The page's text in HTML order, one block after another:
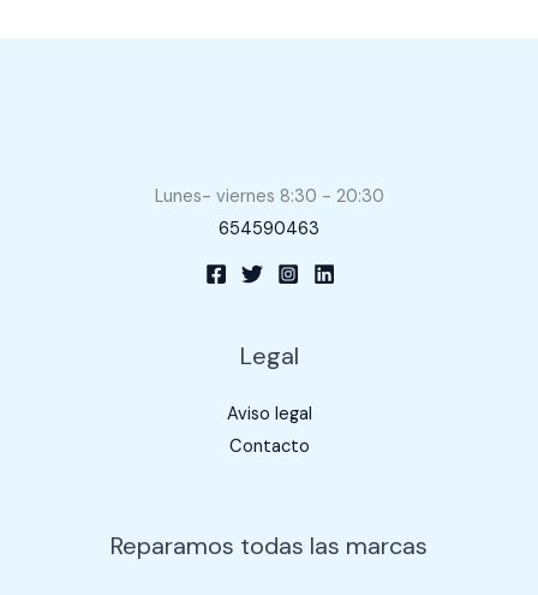
Lunes- viernes 8:30 - 20:30
654590463
Legal
Aviso legal
Contacto
Reparamos todas las marcas